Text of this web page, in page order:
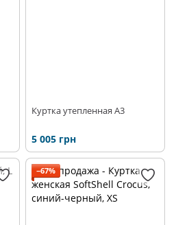
Куртка утепленная A3
5 005 грн
−67%